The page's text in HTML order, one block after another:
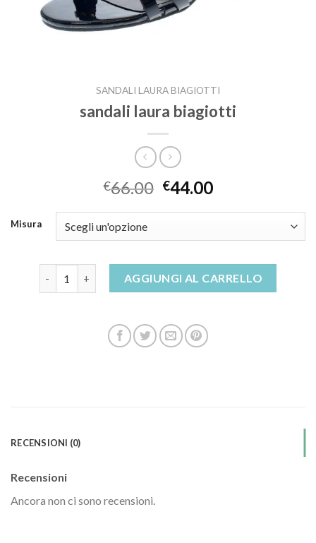
SANDALI LAURA BIAGIOTTI
sandali laura biagiotti
€66.00 €44.00
Misura
sandali laura biagiotti quantitàAGGIUNGI AL CARRELLO
RECENSIONI (0)
Recensioni
Ancora non ci sono recensioni.